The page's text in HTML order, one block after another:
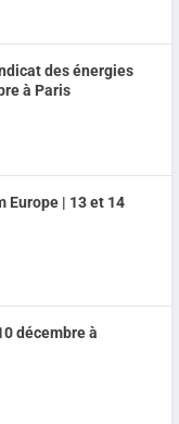
des énergies
à Paris
Europe | 13 et 14
décembre à